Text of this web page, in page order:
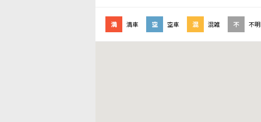
満 満車 空 空車 混 混雑 不 不明